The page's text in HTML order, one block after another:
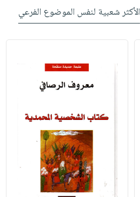
الأكثر شعبية لنفس الموضوع الفرعي